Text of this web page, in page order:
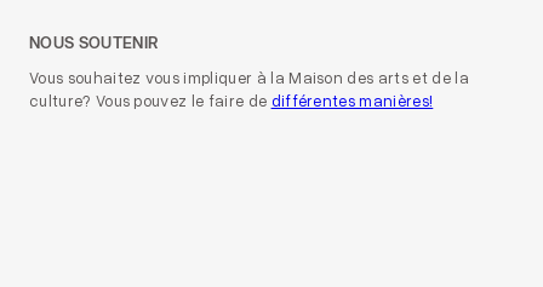
NOUS SOUTENIR
Vous souhaitez vous impliquer à la Maison des arts et de la
culture? Vous pouvez le faire de différentes manières!